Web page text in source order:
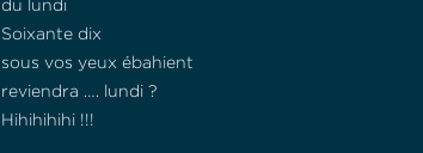
du lundi
Soixante dix
sous vos yeux ébahient
reviendra …. lundi ?
Hihihihihi !!!